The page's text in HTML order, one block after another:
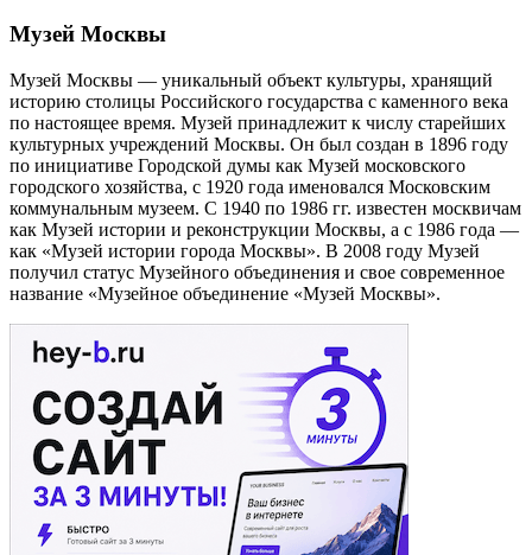
Музей Москвы
Музей Москвы — уникальный объект культуры, хранящий
историю столицы Российского государства с каменного века
по настоящее время. Музей принадлежит к числу старейших
культурных учреждений Москвы. Он был создан в 1896 году
по инициативе Городской думы как Музей московского
городского хозяйства, с 1920 года именовался Московским
коммунальным музеем. С 1940 по 1986 гг. известен москвичам
как Музей истории и реконструкции Москвы, а с 1986 года —
как «Музей истории города Москвы». В 2008 году Музей
получил статус Музейного объединения и свое современное
название «Музейное объединение «Музей Москвы».